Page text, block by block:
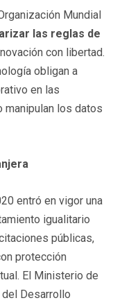
Mundial
las reglas de
con libertad.
obligan a
en las
los datos
entró en vigor una
igualitario
públicas,
protección
El Ministerio de
Desarrollo